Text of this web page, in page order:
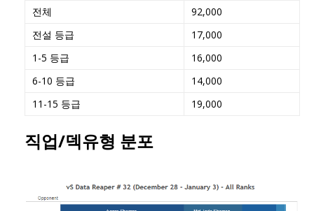
전체
92,000
전설 등급
17,000
1-5 등급
16,000
6-10 등급
14,000
11-15 등급
19,000
직업/덱유형 분포